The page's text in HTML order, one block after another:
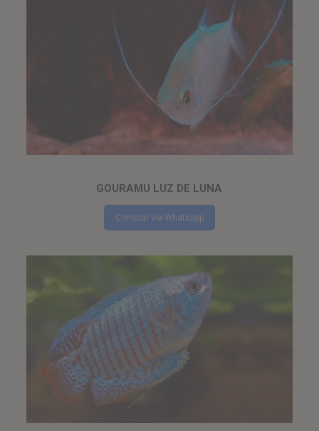
GOURAMU LUZ DE LUNA
Comprar via Whatsapp